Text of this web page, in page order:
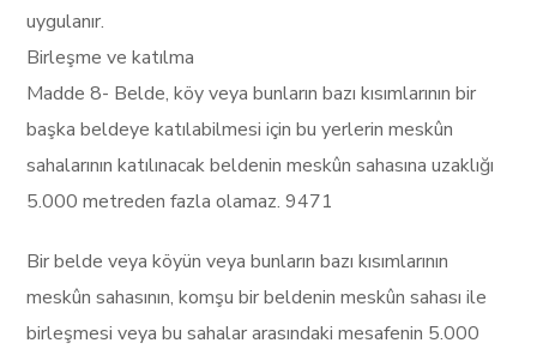
uygulanır.
Birleşme ve katılma
Madde 8- Belde, köy veya bunların bazı kısımlarının bir
başka beldeye katılabilmesi için bu yerlerin meskûn
sahalarının katılınacak beldenin meskûn sahasına uzaklığı
5.000 metreden fazla olamaz. 9471
Bir belde veya köyün veya bunların bazı kısımlarının
meskûn sahasının, komşu bir beldenin meskûn sahası ile
birleşmesi veya bu sahalar arasındaki mesafenin 5.000